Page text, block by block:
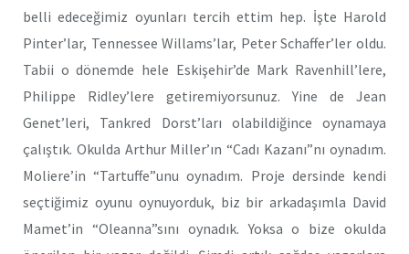
belli edeceğimiz oyunları tercih ettim hep. İşte Harold
Pinter’lar, Tennessee Willams’lar, Peter Schaffer’ler oldu.
Tabii o dönemde hele Eskişehir’de Mark Ravenhill’lere,
Philippe Ridley’lere getiremiyorsunuz. Yine de Jean
Genet’leri, Tankred Dorst’ları olabildiğince oynamaya
çalıştık. Okulda Arthur Miller’ın “Cadı Kazanı”nı oynadım.
Moliere’in “Tartuffe”unu oynadım. Proje dersinde kendi
seçtiğimiz oyunu oynuyorduk, biz bir arkadaşımla David
Mamet’in “Oleanna”sını oynadık. Yoksa o bize okulda